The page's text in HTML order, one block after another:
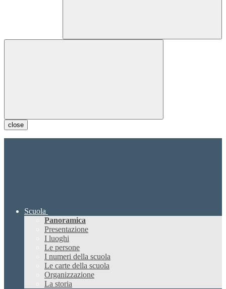
close
Scuola
Panoramica
Presentazione
I luoghi
Le persone
I numeri della scuola
Le carte della scuola
Organizzazione
La storia